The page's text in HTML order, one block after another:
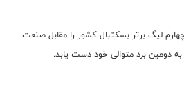
لیگ برتر بسکتبال کشور را مقابل صنعت
دومین برد متوالی خود دست یابد.